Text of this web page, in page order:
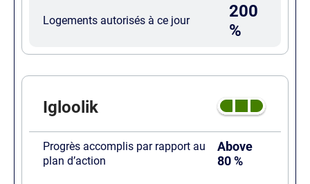
Logements autorisés à ce jour
200
%
Igloolik
Progrès accomplis par rapport au
plan d’action
Above
80 %